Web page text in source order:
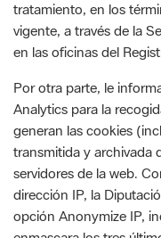
Por otra parte, le
Analytics para la
generan las cookies
transmitida y archivada
servidores de la web.
dirección IP, la
opción Anonymize IP,
enmascara los tres
que la anonimiza
Para cualquier consulta